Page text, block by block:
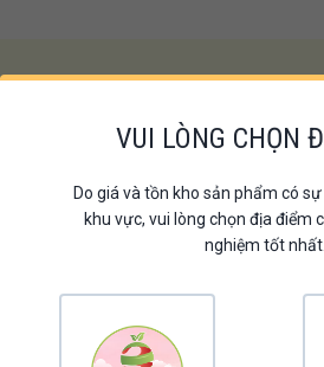
Lắng nghe ý kiến từ
VUI LÒNG CHỌN
Do giá và tồn kho sản phẩm có
khu vực, vui lòng chọn địa điểm
nghiệm tốt nhất.